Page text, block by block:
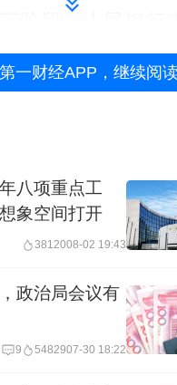
的货币政策，密
政策的传导情况
把握好政策实施
推动扩大国内需
发市场活力，支
展目标和任务。
策工具将突出支
等主线
一财经APP，继续阅
八项重点工
象空间打开
3812008-02 19:43
政治局会议有
9 5482907-30 18:22